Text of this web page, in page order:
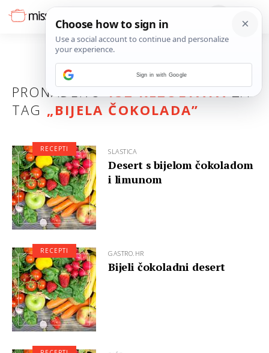
PRONAĐENO132 REZULTATAZA
TAG „BIJELA ČOKOLADA”
SLASTICA
Desert s bijelom čokoladom
i limunom
RECEPTI
GASTRO.HR
Bijeli čokoladni desert
RECEPTI
Sign in with Google